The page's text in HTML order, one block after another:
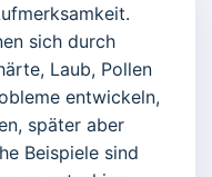
sich durch
Laub, Pollen
entwickeln,
später aber
Beispiele sind